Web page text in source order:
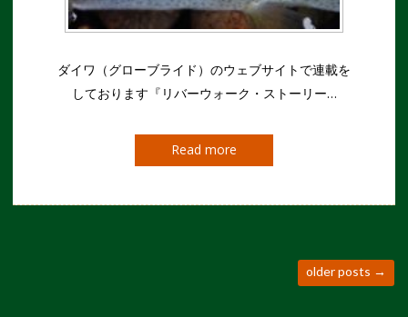
ダイワ（グローブライド）のウェブサイトで連載を
しております『リバーウォーク・ストーリー…
Read more
older posts →